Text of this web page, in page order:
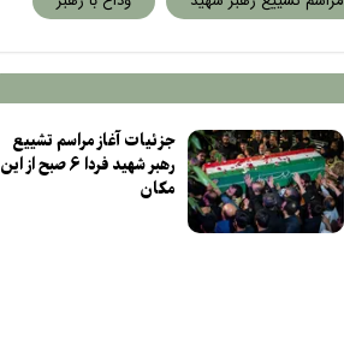
جزئیات آغاز مراسم تشییع
رهبر شهید فردا ۶ صبح از این
مکان